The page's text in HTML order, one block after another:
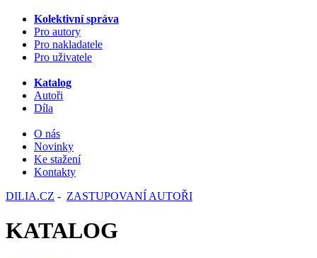
Kolektivní správa
Pro autory
Pro nakladatele
Pro uživatele
Katalog
Autoři
Díla
O nás
Novinky
Ke stažení
Kontakty
DILIA.CZ - ZASTUPOVANÍ AUTOŘI
KATALOG